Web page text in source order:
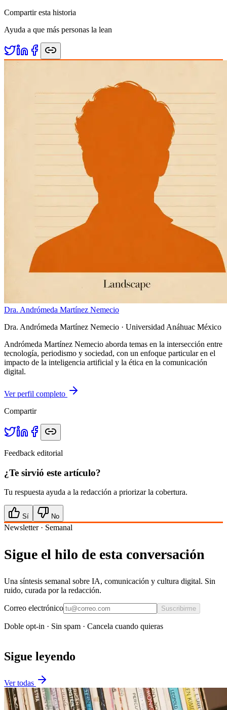
Compartir esta historia
Ayuda a que más personas la lean
Dra. Andrómeda Martínez Nemecio
Dra. Andrómeda Martínez Nemecio · Universidad Anáhuac México
Andrómeda Martínez Nemecio aborda temas en la intersección entre
tecnología, periodismo y sociedad, con un enfoque particular en el
impacto de la inteligencia artificial y la ética en la comunicación
digital.
Ver perfil completo
Compartir
Feedback editorial
¿Te sirvió este artículo?
Tu respuesta ayuda a la redacción a priorizar la cobertura.
Sí No
Newsletter · Semanal
Sigue el hilo de esta conversación
Una síntesis semanal sobre IA, comunicación y cultura digital. Sin
ruido, curada por la redacción.
Correo electrónico Suscribirme
Doble opt-in · Sin spam · Cancela cuando quieras
Sigue leyendo
Ver todas